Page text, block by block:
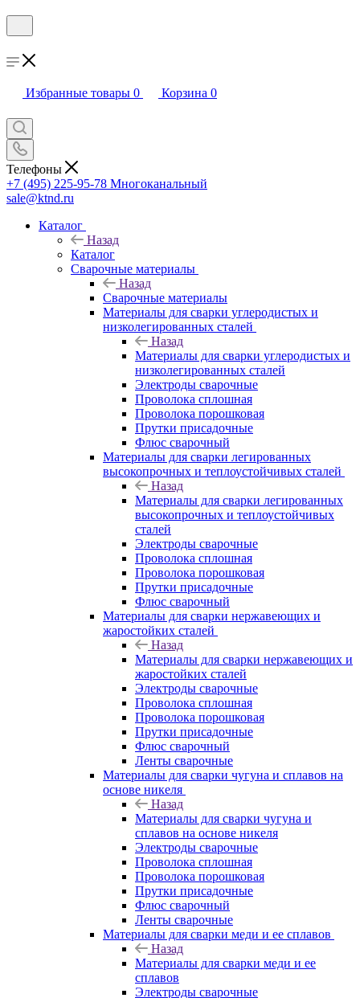
Избранные товары 0 Корзина 0
Телефоны
+7 (495) 225-95-78 Многоканальный
sale@ktnd.ru
Каталог
Назад
Каталог
Сварочные материалы
Назад
Сварочные материалы
Материалы для сварки углеродистых и
низколегированных сталей
Назад
Материалы для сварки углеродистых и
низколегированных сталей
Электроды сварочные
Проволока сплошная
Проволока порошковая
Прутки присадочные
Флюс сварочный
Материалы для сварки легированных
высокопрочных и теплоустойчивых сталей
Назад
Материалы для сварки легированных
высокопрочных и теплоустойчивых
сталей
Электроды сварочные
Проволока сплошная
Проволока порошковая
Прутки присадочные
Флюс сварочный
Материалы для сварки нержавеющих и
жаростойких сталей
Назад
Материалы для сварки нержавеющих и
жаростойких сталей
Электроды сварочные
Проволока сплошная
Проволока порошковая
Прутки присадочные
Флюс сварочный
Ленты сварочные
Материалы для сварки чугуна и сплавов на
основе никеля
Назад
Материалы для сварки чугуна и
сплавов на основе никеля
Электроды сварочные
Проволока сплошная
Проволока порошковая
Прутки присадочные
Флюс сварочный
Ленты сварочные
Материалы для сварки меди и ее сплавов
Назад
Материалы для сварки меди и ее
сплавов
Электроды сварочные